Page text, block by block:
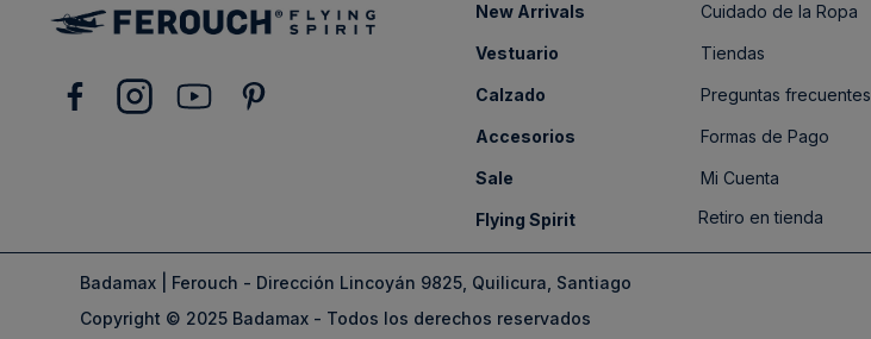
New Arrivals
Vestuario
Calzado
Accesorios
Sale
Flying Spirit
Cuidado de la Ropa
Tiendas
Preguntas frecuentes
Formas de Pago
Mi Cuenta
Retiro en tienda
Badamax | Ferouch - Dirección Lincoyán 9825, Quilicura, Santiago
Copyright © 2025 Badamax - Todos los derechos reservados